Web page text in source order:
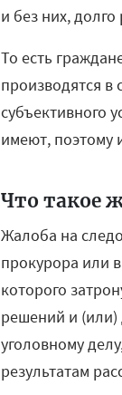
и без них,
То есть
производятся в
субъективного
имеют, поэтому
Что такое
Жалоба на
прокурора или
которого
решений и (или)
уголовному
результатам